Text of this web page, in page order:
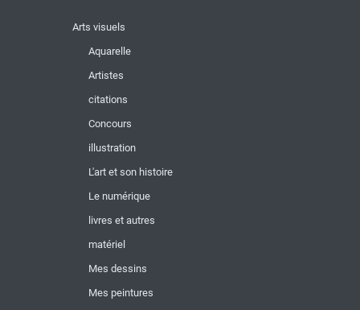
Arts visuels
Aquarelle
Artistes
citations
Concours
illustration
L'art et son histoire
Le numérique
livres et autres
matériel
Mes dessins
Mes peintures